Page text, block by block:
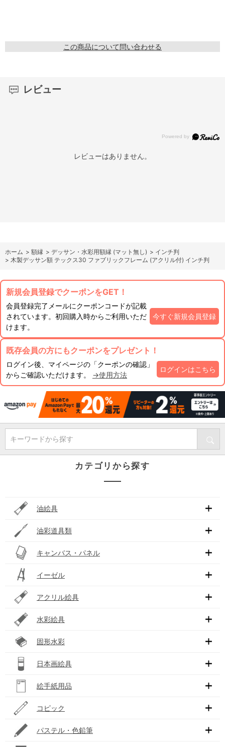
この商品について問い合わせる
レビュー
レビューはありません。
ホーム > 額縁 > デッサン・水彩用額縁 (マット無し) > インチ判
> 木製デッサン額 テックス30 ファブリックフレーム (アクリル付) インチ判
新規会員登録でクーポンをGET！
会員登録完了メールにクーポンコードが記載
されています。初回購入時からご利用いただ
けます。
今すぐ新規会員登録
既存会員の方にもクーポンをプレゼント！
ログイン後、マイページの「クーポンの確認」
からご確認いただけます。 →使用方法
ログインはこちら
キーワードから探す
カテゴリから探す
油絵具
油彩道具類
キャンバス・パネル
イーゼル
アクリル絵具
水彩絵具
固形水彩
日本画絵具
絵手紙用品
コピック
パステル・色鉛筆